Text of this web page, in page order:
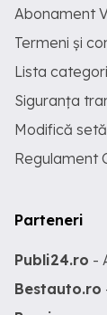
Abonament
Termeni și
Lista
Siguranța
Modifică
Regulament
Parteneri
Publi24.ro -
Bestauto.ro